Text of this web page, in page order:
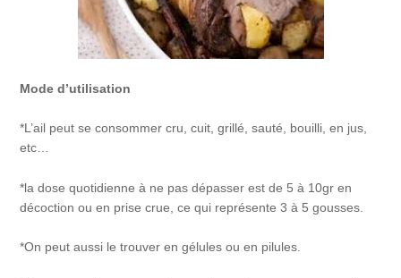
Mode d’utilisation
*L’ail peut se consommer cru, cuit, grillé, sauté, bouilli, en jus,
etc…
*la dose quotidienne à ne pas dépasser est de 5 à 10gr en
décoction ou en prise crue, ce qui représente 3 à 5 gousses.
*On peut aussi le trouver en gélules ou en pilules.